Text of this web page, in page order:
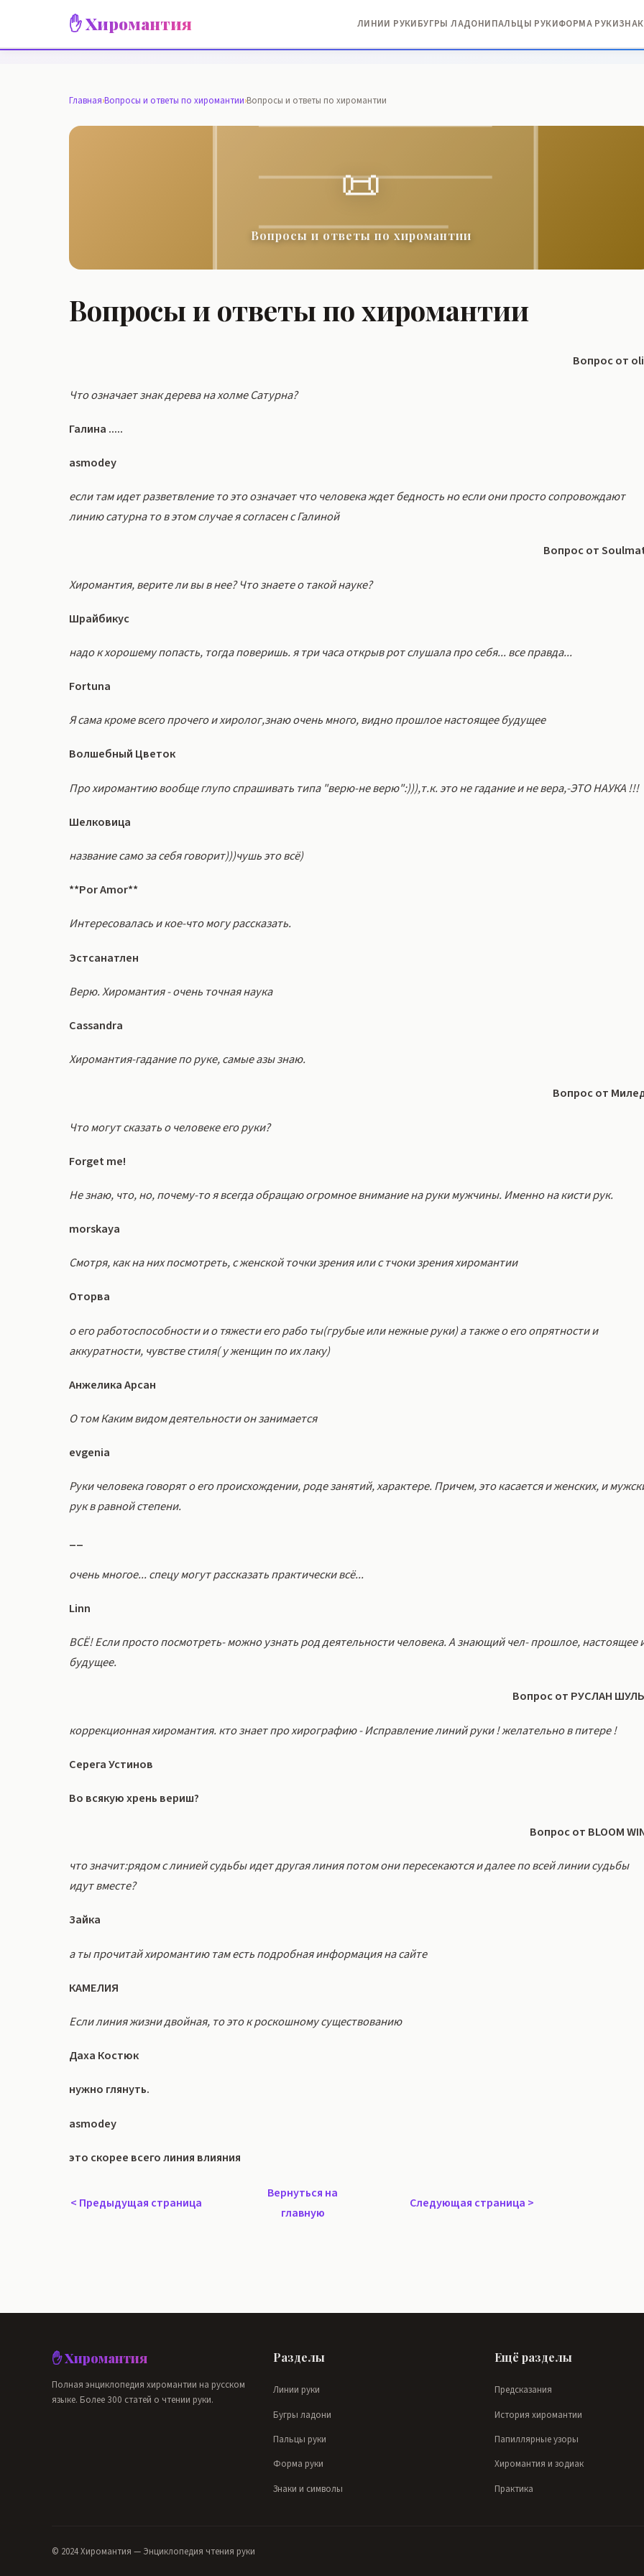
✋ Хиромантия ЛИНИИ РУКИБУГРЫ ЛАДОНИПАЛЬЦЫ РУКИФОРМА РУКИ
Главная›Вопросы и ответы по хиромантии›Вопросы и ответы по хиромантии
📜
Вопросы и ответы по хиромантии
Вопросы и ответы по хиромантии
Вопрос от
Что означает знак дерева на холме Сатурна?
Галина .....
asmodey
если там идет разветвление то это означает что человека ждет бедность но если они просто сопровождают
линию сатурна то в этом случае я согласен с Галиной
Вопрос от
Хиромантия, верите ли вы в нее? Что знаете о такой науке?
Шрайбикус
надо к хорошему попасть, тогда поверишь. я три часа открыв рот слушала про себя... все правда...
Fortuna
Я сама кроме всего прочего и хиролог,знаю очень много, видно прошлое настоящее будущее
Волшебный Цветок
Про хиромантию вообще глупо спрашивать типа "верю-не верю":))),т.к. это не гадание и не вера,-ЭТО НАУКА !!!
Шелковица
название само за себя говорит)))чушь это всё)
**Por Amor**
Интересовалась и кое-что могу рассказать.
Эстсанатлен
Верю. Хиромантия - очень точная наука
Cassandra
Хиромантия-гадание по руке, самые азы знаю.
Вопрос от
Что могут сказать о человеке его руки?
Forget me!
Не знаю, что, но, почему-то я всегда обращаю огромное внимание на руки мужчины. Именно на кисти рук.
morskaya
Смотря, как на них посмотреть, с женской точки зрения или с тчоки зрения хиромантии
Оторва
о его работоспособности и о тяжести его рабо ты(грубые или нежные руки) а также о его опрятности и
аккуратности, чувстве стиля( у женщин по их лаку)
Анжелика Арсан
О том Каким видом деятельности он занимается
evgenia
Руки человека говорят о его происхождении, роде занятий, характере. Причем, это касается и женских, и
рук в равной степени.
__
очень многое... спецу могут рассказать практически всё...
Linn
ВСЁ! Если просто посмотреть- можно узнать род деятельности человека. А знающий чел- прошлое, настоящее
будущее.
Вопрос от РУСЛАН
коррекционная хиромантия. кто знает про хирографию - Исправление линий руки ! желательно в питере !
Серега Устинов
Во всякую хрень вериш?
Вопрос от BLOOM
что значит:рядом с линией судьбы идет другая линия потом они пересекаются и далее по всей линии судьбы
идут вместе?
Зайка
а ты прочитай хиромантию там есть подробная информация на сайте
КАМЕЛИЯ
Если линия жизни двойная, то это к роскошному существованию
Даха Костюк
нужно глянуть.
asmodey
это скорее всего линия влияния
< Предыдущая страница
Вернуться на
главную
Следующая страница >
✋ Хиромантия
Полная энциклопедия хиромантии на русском
языке. Более 300 статей о чтении руки.
Разделы
Линии руки
Бугры ладони
Пальцы руки
Форма руки
Знаки и символы
Ещё разделы
Предсказания
История хиромантии
Папиллярные узоры
Хиромантия и зодиак
Практика
© 2024 Хиромантия — Энциклопедия чтения руки